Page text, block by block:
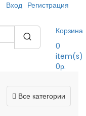
Вход Регистрация
Корзина
0
item(s)
0р.
Все категории